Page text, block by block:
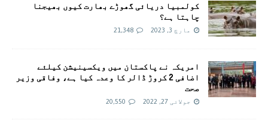
کولمبیا دریائی گھوڑے بھارت کیوں بھیجنا
چاہتا ہے؟
مارچ 3, 2023 21,348
امريکہ نے پاکستان میں ویکسینیشن کیلئے
اضافی 2 کروڑ ڈالر کا وعدہ کیا ہے، وفاقی وزیر
صحت
جولائی 27, 2022 20,550